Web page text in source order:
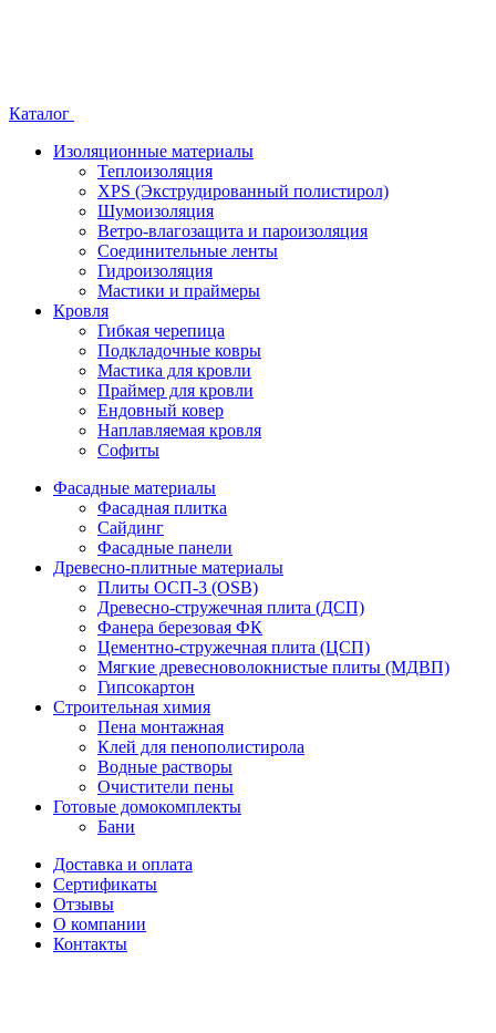
Каталог
Изоляционные материалы
Теплоизоляция
XPS (Экструдированный полистирол)
Шумоизоляция
Ветро-влагозащита и пароизоляция
Соединительные ленты
Гидроизоляция
Мастики и праймеры
Кровля
Гибкая черепица
Подкладочные ковры
Мастика для кровли
Праймер для кровли
Ендовный ковер
Наплавляемая кровля
Софиты
Фасадные материалы
Фасадная плитка
Сайдинг
Фасадные панели
Древесно-плитные материалы
Плиты ОСП-3 (OSB)
Древесно-стружечная плита (ДСП)
Фанера березовая ФК
Цементно-стружечная плита (ЦСП)
Мягкие древесноволокнистые плиты (МДВП)
Гипсокартон
Строительная химия
Пена монтажная
Клей для пенополистирола
Водные растворы
Очистители пены
Готовые домокомплекты
Бани
Доставка и оплата
Сертификаты
Отзывы
О компании
Контакты